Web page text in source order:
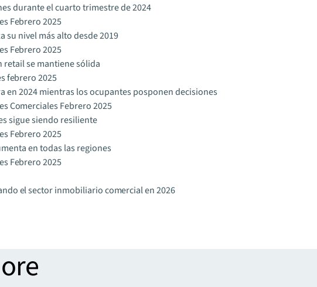
durante el cuarto trimestre de 2024
Febrero 2025
su nivel más alto desde 2019
Febrero 2025
se mantiene sólida
febrero 2025
en 2024 mientras los ocupantes posponen decisiones
Comerciales Febrero 2025
sigue siendo resiliente
Febrero 2025
en todas las regiones
Febrero 2025
el sector inmobiliario comercial en 2026